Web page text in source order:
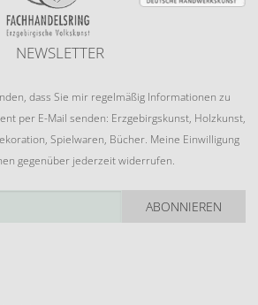
NEWSLETTER
dass Sie mir regelmäßig Informationen zu
per E-Mail senden: Erzgebirgskunst, Holzkunst,
Spielwaren, Bücher. Meine Einwilligung
gegenüber jederzeit widerrufen.
ABONNIEREN